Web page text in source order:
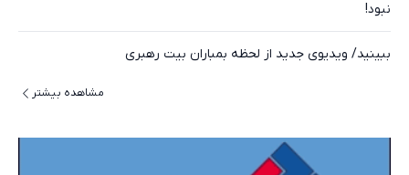
نبود!
ببینید/ ویدیوی جدید از لحظه بمباران بیت رهبری
مشاهده بیشتر